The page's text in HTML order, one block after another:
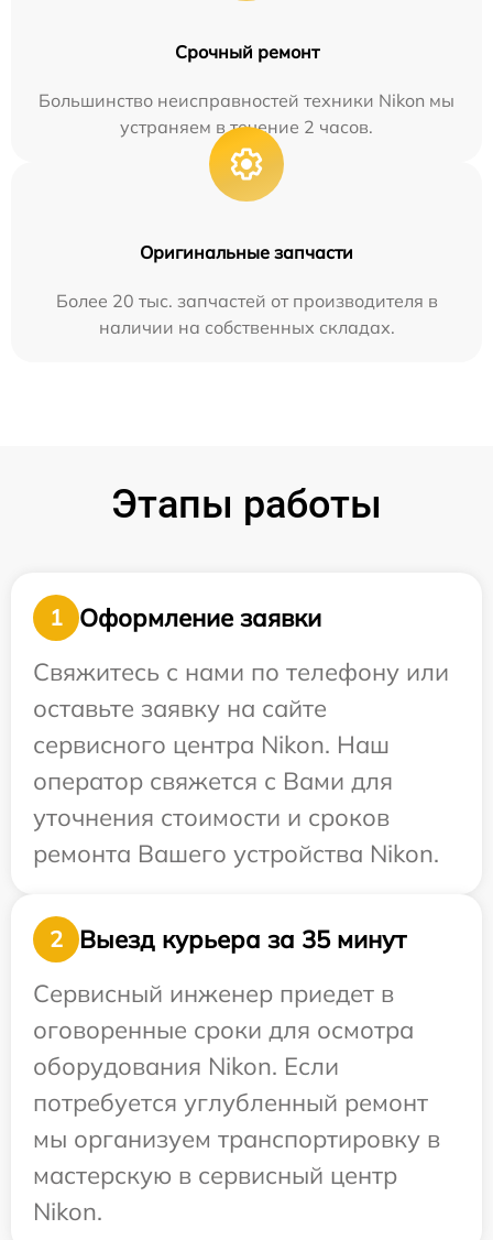
Срочный ремонт
Большинство неисправностей техники Nikon мы
устраняем в течение 2 часов.
Оригинальные запчасти
Более 20 тыс. запчастей от производителя в
наличии на собственных складах.
Этапы работы
1
Оформление заявки
Свяжитесь с нами по телефону или
оставьте заявку на сайте
сервисного центра Nikon. Наш
оператор свяжется с Вами для
уточнения стоимости и сроков
ремонта Вашего устройства Nikon.
2
Выезд курьера за 35 минут
Сервисный инженер приедет в
оговоренные сроки для осмотра
оборудования Nikon. Если
потребуется углубленный ремонт
мы организуем транспортировку в
мастерскую в сервисный центр
Nikon.